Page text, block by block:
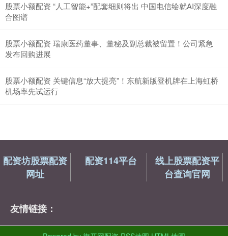
股票小额配资 “人工智能+”配套细则将出 中国电信绘就AI深度融
合图谱
股票小额配资 瑞康医药董事、董秘及副总裁被留置！公司紧急
发布回购进展
股票小额配资 关键信息“放大提亮”！东航新版登机牌在上海虹桥
机场率先试运行
配资坊股票配资
网址
配资114平台
线上股票配资平
台查询官网
友情链接：